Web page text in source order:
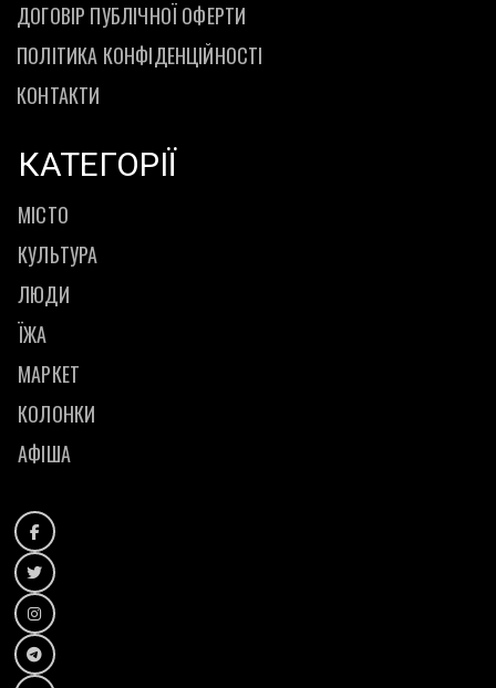
ДОГОВІР ПУБЛІЧНОЇ ОФЕРТИ
ПОЛІТИКА КОНФІДЕНЦІЙНОСТІ
КОНТАКТИ
КАТЕГОРІЇ
МІСТО
КУЛЬТУРА
ЛЮДИ
ЇЖА
МАРКЕТ
КОЛОНКИ
АФІША